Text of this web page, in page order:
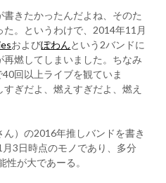
きたかったんだよね、そのた
。というわけで、2014年11月
およびぽわんという2バンドに
燃してしまいました。ちなみ
回以上ライブを観ていま
ぎだよ、燃えすぎだよ、燃え
）の2016年推しバンドを書き
3日時点のモノであり、多分
が大であーる。